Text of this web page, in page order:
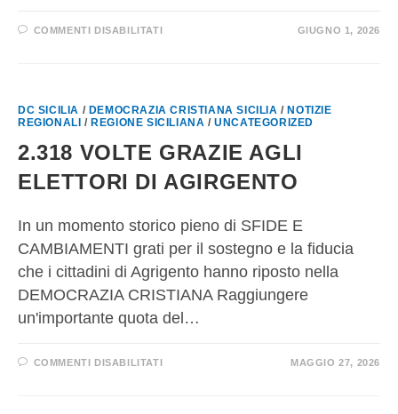
COMMENTI DISABILITATI GIUGNO 1, 2026
DC SICILIA / DEMOCRAZIA CRISTIANA SICILIA / NOTIZIE
REGIONALI / REGIONE SICILIANA /UNCATEGORIZED
2.318 VOLTE GRAZIE AGLI
ELETTORI DI AGIRGENTO
In un momento storico pieno di SFIDE E
CAMBIAMENTI grati per il sostegno e la fiducia
che i cittadini di Agrigento hanno riposto nella
DEMOCRAZIA CRISTIANA Raggiungere
un'importante quota del…
COMMENTI DISABILITATI MAGGIO 27, 2026